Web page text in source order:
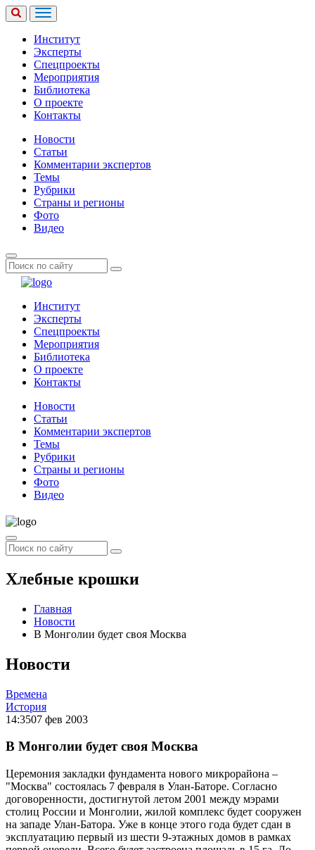
Институт
Эксперты
Спецпроекты
Мероприятия
Библиотека
О проекте
Контакты
Новости
Статьи
Комментарии экспертов
Темы
Рубрики
Страны и регионы
Фото
Видео
Институт
Эксперты
Спецпроекты
Мероприятия
Библиотека
О проекте
Контакты
Новости
Статьи
Комментарии экспертов
Темы
Рубрики
Страны и регионы
Фото
Видео
Хлебные крошки
Главная
Новости
В Монголии будет своя Москва
Новости
Времена
История
14:3507 фев 2003
В Монголии будет своя Москва
Церемония закладки фундамента нового микрорайона –
"Москва" состоялась 7 февраля в Улан-Баторе. Согласно
договоренности, достигнутой летом 2001 между мэрами
столиц России и Монголии, жилой комплекс будет сооружен
на западе Улан-Батора. Уже в конце этого года будет сдан в
эксплуатацию первый из шести 9-этажных домов в рамках